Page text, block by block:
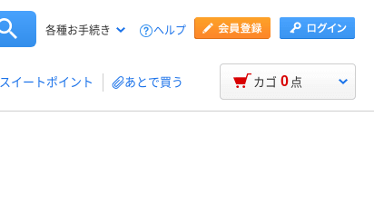
各種お手続き ヘルプ
スイートポイント あとで買う カゴ 0 点